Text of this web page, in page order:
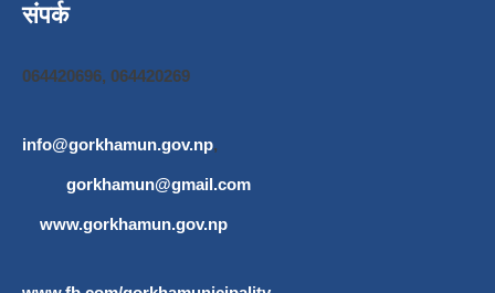
संपर्क
064420696, 064420269
info@gorkhamun.gov.np,
gorkhamun@gmail.com
www.gorkhamun.gov.np